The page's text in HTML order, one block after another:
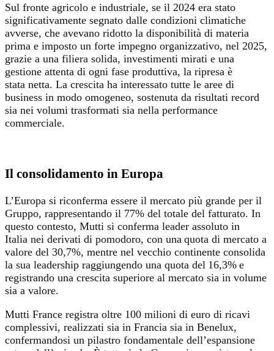
Sul fronte agricolo e industriale, se il 2024 era stato
significativamente segnato dalle condizioni climatiche
avverse, che avevano ridotto la disponibilità di materia
prima e imposto un forte impegno organizzativo, nel 2025,
grazie a una filiera solida, investimenti mirati e una
gestione attenta di ogni fase produttiva, la ripresa è
stata netta. La crescita ha interessato tutte le aree di
business in modo omogeneo, sostenuta da risultati record
sia nei volumi trasformati sia nella performance
commerciale.
Il consolidamento in Europa
L’Europa si riconferma essere il mercato più grande per il
Gruppo, rappresentando il 77% del totale del fatturato. In
questo contesto, Mutti si conferma leader assoluto in
Italia nei derivati di pomodoro, con una quota di mercato a
valore del 30,7%, mentre nel vecchio continente consolida
la sua leadership raggiungendo una quota del 16,3% e
registrando una crescita superiore al mercato sia in volume
sia a valore.
Mutti France registra oltre 100 milioni di euro di ricavi
complessivi, realizzati sia in Francia sia in Benelux,
confermandosi un pilastro fondamentale dell’espansione